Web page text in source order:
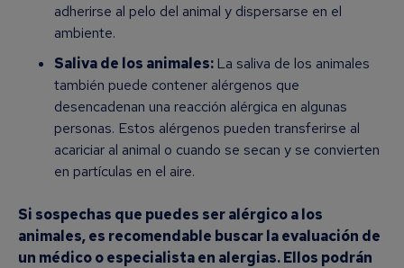
adherirse al pelo del animal y dispersarse en el
ambiente.
Saliva de los animales: La saliva de los animales
también puede contener alérgenos que
desencadenan una reacción alérgica en algunas
personas. Estos alérgenos pueden transferirse al
acariciar al animal o cuando se secan y se convierten
en partículas en el aire.
Si sospechas que puedes ser alérgico a los
animales, es recomendable buscar la evaluación de
un médico o especialista en alergias. Ellos podrán